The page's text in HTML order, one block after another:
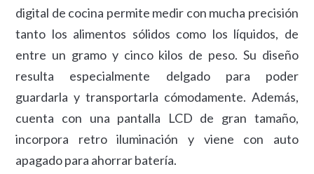
digital de cocina permite medir con mucha precisión
tanto los alimentos sólidos como los líquidos, de
entre un gramo y cinco kilos de peso. Su diseño
resulta especialmente delgado para poder
guardarla y transportarla cómodamente. Además,
cuenta con una pantalla LCD de gran tamaño,
incorpora retro iluminación y viene con auto
apagado para ahorrar batería.